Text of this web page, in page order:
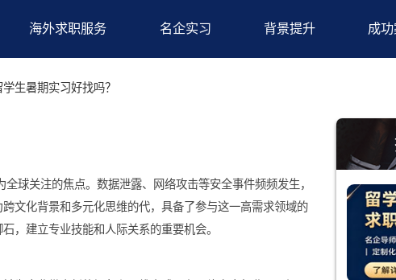
海外求职服务 名企实习 背景提升
安全留学生暑期实习好找吗？
已成为全球关注的焦点。数据泄露、网络攻击等安全事件频频发生，
生作为跨文化背景和多元化思维的代，具备了参与这一高需求领域的
踏脚石，建立专业技能和人际关系的重要机会。